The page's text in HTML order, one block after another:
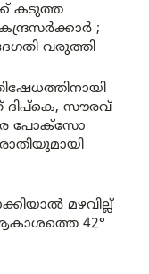
കടുത്ത
;
വരുത്തി
സൗരവ്
പോക്സോ
മഴവില്ല്
42°